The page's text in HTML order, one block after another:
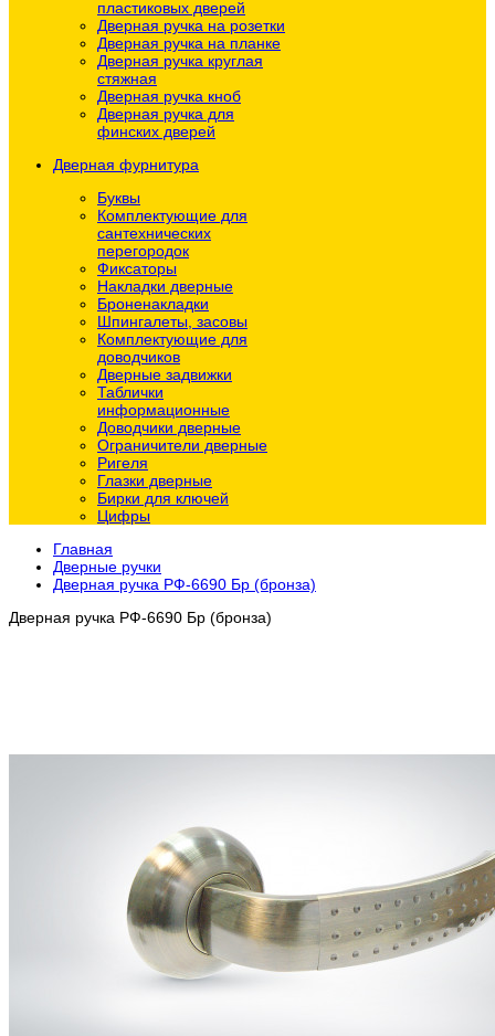
пластиковых дверей
Дверная ручка на розетки
Дверная ручка на планке
Дверная ручка круглая
стяжная
Дверная ручка кноб
Дверная ручка для
финских дверей
Дверная фурнитура
Буквы
Комплектующие для
сантехнических
перегородок
Фиксаторы
Накладки дверные
Броненакладки
Шпингалеты, засовы
Комплектующие для
доводчиков
Дверные задвижки
Таблички
информационные
Доводчики дверные
Ограничители дверные
Ригеля
Глазки дверные
Бирки для ключей
Цифры
Главная
Дверные ручки
Дверная ручка РФ-6690 Бр (бронза)
Дверная ручка РФ-6690 Бр (бронза)